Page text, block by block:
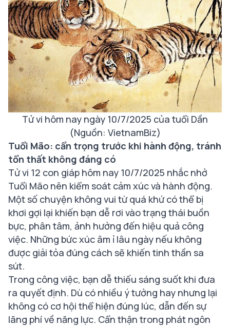
Tử vi hôm nay ngày 10/7/2025 của tuổi Dần
(Nguồn: VietnamBiz)
Tuổi Mão: cẩn trọng trước khi hành động, tránh
tổn thất không đáng có
Tử vi 12 con giáp hôm nay 10/7/2025 nhắc nhở
Tuổi Mão nên kiểm soát cảm xúc và hành động.
Một số chuyện không vui từ quá khứ có thể bị
khơi gợi lại khiến bạn dễ rơi vào trạng thái buồn
bực, phân tâm, ảnh hưởng đến hiệu quả công
việc. Những bức xúc âm ỉ lâu ngày nếu không
được giải tỏa đúng cách sẽ khiến tinh thần sa
sút.
Trong công việc, bạn dễ thiếu sáng suốt khi đưa
ra quyết định. Dù có nhiều ý tưởng hay nhưng lại
không có cơ hội thể hiện đúng lúc, dẫn đến sự
lãng phí về năng lực. Cẩn thận trong phát ngôn